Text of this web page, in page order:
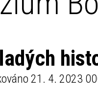
21. 4. 2023